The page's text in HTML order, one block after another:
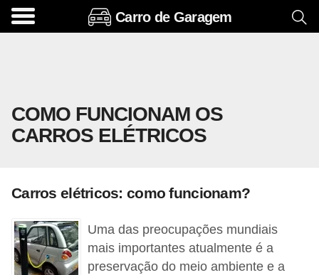
Carro de Garagem
COMO FUNCIONAM OS
CARROS ELÉTRICOS
Carros elétricos: como funcionam?
Uma das preocupações mundiais
mais importantes atualmente é a
preservação do meio ambiente e a
A
s
ó
o
s
e
o